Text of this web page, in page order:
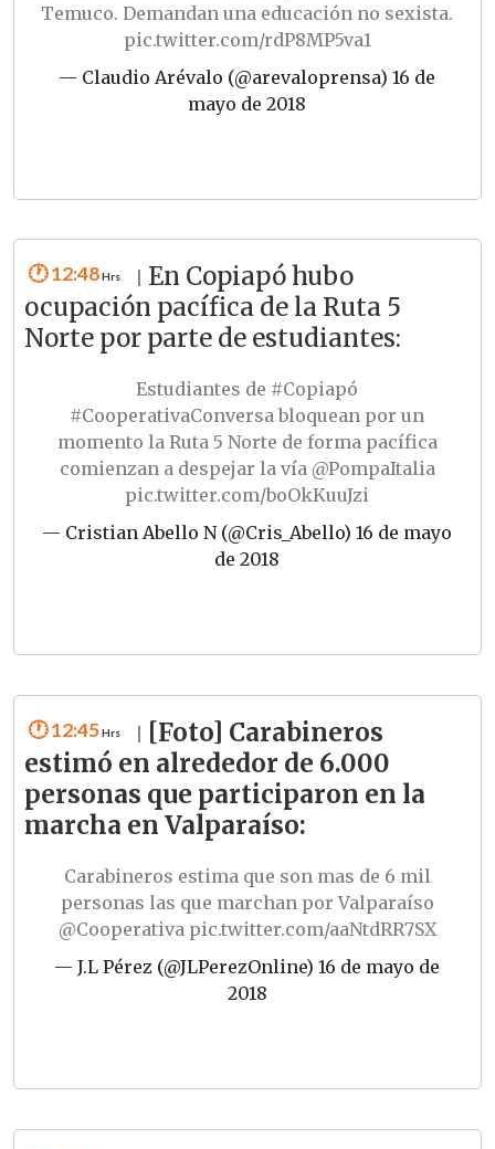
Temuco. Demandan una educación no sexista.
pic.twitter.com/rdP8MP5va1
— Claudio Arévalo (@arevaloprensa)16 de
mayo de 2018
12:48
En Copiapó hubo
ocupación pacífica de la Ruta 5
Norte por parte de estudiantes:
Estudiantes de #Copiapó
#CooperativaConversabloquean por un
momento la Ruta 5 Norte de forma pacífica
comienzan a despejar la vía @PompaItalia
pic.twitter.com/boOkKuuJzi
— Cristian Abello N (@Cris_Abello)16 de mayo
de 2018
12:45
[Foto] Carabineros
estimó en alrededor de 6.000
personas que participaron en la
marcha en Valparaíso:
Carabineros estima que son mas de 6 mil
personas las que marchan por Valparaíso
@Cooperativa pic.twitter.com/aaNtdRR7SX
— J.L Pérez (@JLPerezOnline)16 de mayo de
2018